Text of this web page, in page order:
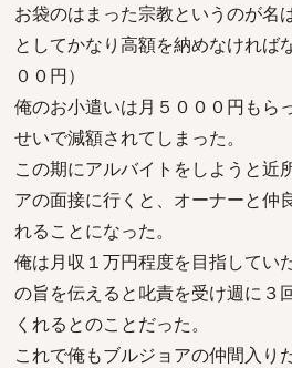
お袋のはまった宗教というのが名
としてかなり高額を納めなければ
００円）
俺のお小遣いは月５０００円もら
せいで減額されてしまった。
この期にアルバイトをしようと近
アの面接に行くと、オーナーと仲
れることになった。
俺は月収１万円程度を目指してい
の旨を伝えると叱責を受け週に３
くれるとのことだった。
これで俺もブルジョアの仲間入り